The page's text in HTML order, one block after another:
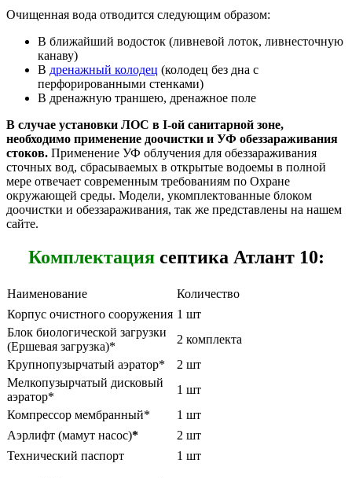
Очищенная вода отводится следующим образом:
В ближайший водосток (ливневой лоток, ливнесточную
канаву)
В дренажный колодец (колодец без дна с
перфорированными стенками)
В дренажную траншею, дренажное поле
В случае установки ЛОС в I-ой санитарной зоне,
необходимо применение доочистки и УФ обеззараживания
стоков. Применение УФ облучения для обеззараживания
сточных вод, сбрасываемых в открытые водоемы в полной
мере отвечает современным требованиям по Охране
окружающей среды. Модели, укомплектованные блоком
доочистки и обеззараживания, так же представлены на нашем
сайте.
Комплектациясептика Атлант 10:
Наименование
Количество
Корпус очистного сооружения 1 шт
Блок биологической загрузки
(Ершевая загрузка)*
2 комплекта
Крупнопузырчатый аэратор*
2 шт
Мелкопузырчатый дисковый
аэратор*
1 шт
Компрессор мембранный*
1 шт
Аэрлифт (мамут насос)*
2 шт
Технический паспорт
1 шт